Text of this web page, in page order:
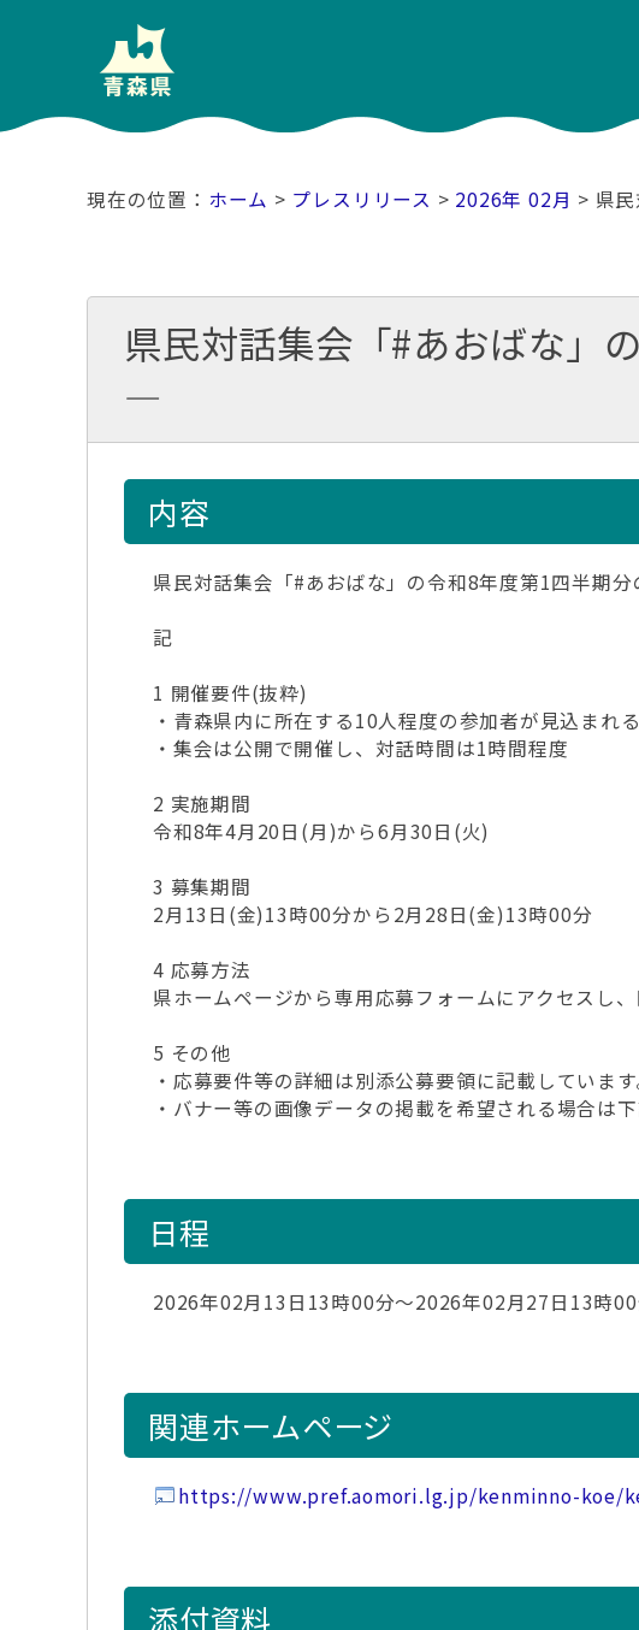
ホーム > プレスリリース > 2026年 02月 > 県
県民対話集会「#あおばな」
―
内容
県民対話集会「#あおばな」の令和8年度第1四半期
記
1 開催要件(抜粋)
・青森県内に所在する10人程度の参加者が見込まれ
・集会は公開で開催し、対話時間は1時間程度
2 実施期間
令和8年4月20日(月)から6月30日(火)
3 募集期間
2月13日(金)13時00分から2月28日(金)13時00分
4 応募方法
県ホームページから専用応募フォームにアクセスし
5 その他
・応募要件等の詳細は別添公募要領に記載しています
・バナー等の画像データの掲載を希望される場合は
日程
2026年02月13日13時00分～2026年02月27日13時
関連ホームページ
https://www.pref.aomori.lg.jp/kenminno-koe/
添付資料